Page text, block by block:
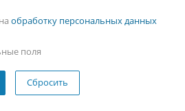
обработку персональных данных
поля
Сбросить